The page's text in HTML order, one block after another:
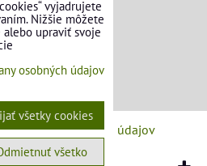
ochrany osobných údajov
vyjadrujete
Nižšie môžete
upraviť svoje
osobných údajov
všetky cookies
všetko